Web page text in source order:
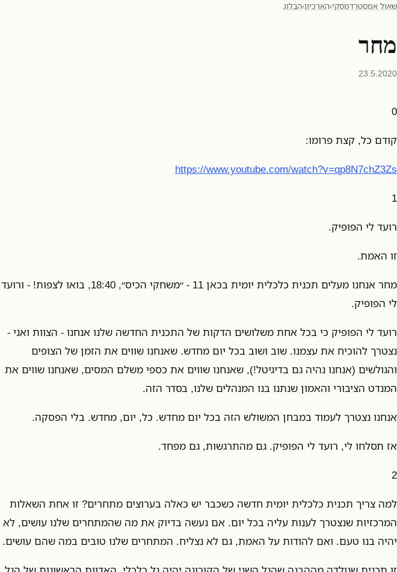
שאול אמסטרדמסקי›הארכיון›הבלוג
מחר
23.5.2020
0
קודם כל, קצת פרומו:
https://www.youtube.com/watch?v=qp8N7chZ3Zs
1
רועד לי הפופיק.
זו האמת.
מחר אנחנו מעלים תכנית כלכלית יומית בכאן 11 - ״משחקי הכיס״, 18:40, בואו לצפות! - ורועד
לי הפופיק.
רועד לי הפופיק כי בכל אחת משלושים הדקות של התכנית החדשה שלנו אנחנו - הצוות ואני -
נצטרך להוכיח את עצמנו. שוב ושוב בכל יום מחדש. שאנחנו שווים את הזמן של הצופים
והגולשים (אנחנו נהיה גם בדיגיטל!), שאנחנו שווים את כספי משלם המסים, שאנחנו שווים את
המנדט הציבורי והאמון שנתנו בנו המנהלים שלנו, בסדר הזה.
אנחנו נצטרך לעמוד במבחן המשולש הזה בכל יום מחדש. כל, יום, מחדש. בלי הפסקה.
אז תסלחו לי, רועד לי הפופיק. גם מהתרגשות, גם מפחד.
2
למה צריך תכנית כלכלית יומית חדשה כשכבר יש כאלה בערוצים מתחרים? זו אחת השאלות
המרכזיות שנצטרך לענות עליה בכל יום. אם נעשה בדיוק את מה שהמתחרים שלנו עושים, לא
יהיה בנו טעם. ואם להודות על האמת, גם לא נצליח. המתחרים שלנו טובים במה שהם עושים.